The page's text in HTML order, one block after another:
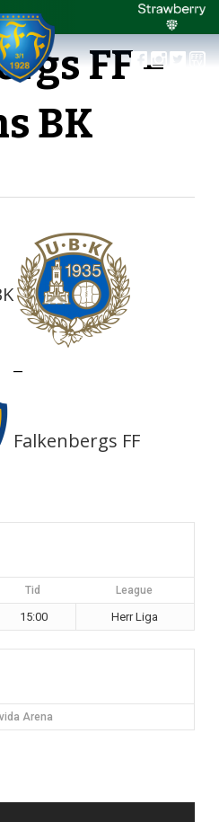
FF –
BK
—
Falkenbergs FF
Tid League
15:00 Herr Liga
Arena